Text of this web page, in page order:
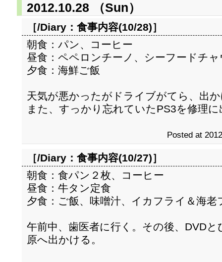
2012.10.28 （Sun）
［/Diary： 食事内容(10/28)］
朝食：パン、コーヒー
昼食：ペペロンチーノ、シーフードチ
夕食：海鮮ご飯
天気が悪かったがドライブがてら、出
また、すっかり忘れていたPS3を修理に
Posted at
［/Diary： 食事内容(10/27)］
朝食：食パン２枚、コーヒー
昼食：牛タン定食
夕食：ご飯、味噌汁、イカフライ＆海
午前中、歯医者に行く。その後、DVD
原へ出かける。